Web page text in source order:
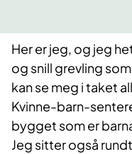
Her er jeg, og jeg
og snill grevling
kan se meg i taket
Kvinne-barn-
bygget som er
Jeg sitter også